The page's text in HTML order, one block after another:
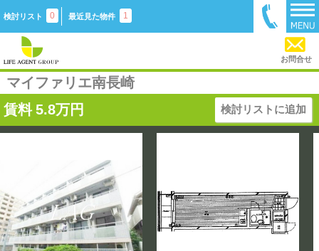
検討リスト 0 最近見た物件 1
お問合せ
マイファリエ南長崎
賃料 5.8万円 検討リストに追加